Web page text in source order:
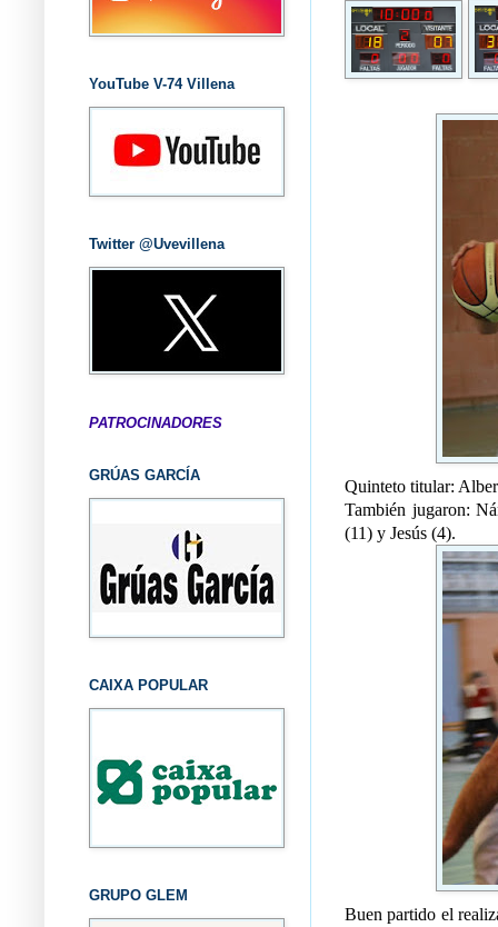
Quinteto titular:
También jugaron:
(11) y Jesús (4).
Buen partido el
YouTube V-74 Villena
Twitter @Uvevillena
PATROCINADORES
GRÚAS GARCÍA
CAIXA POPULAR
GRUPO GLEM